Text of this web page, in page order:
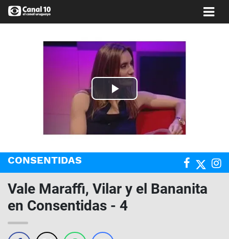
Play
Video
CONSENTIDAS
Vale Maraffi, Vilar y el Bananita
en Consentidas - 4